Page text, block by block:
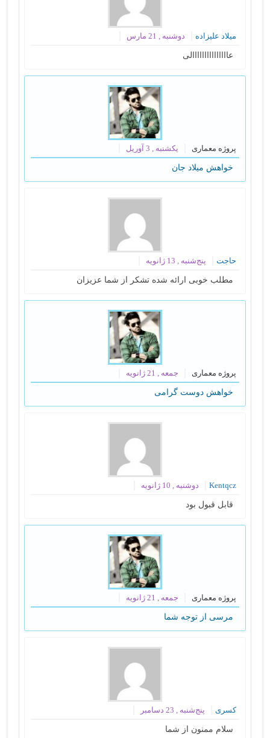
میلاد علیزاده دوشنبه , 21 مارس
عااااااااااااااالی
پروژه معماری یکشنبه , 3 آوریل
خواهش میلاد جان
حاجت پنج‌شنبه , 13 ژانویه
مطلب خوبی ارائه شده تشکر از شما عزیزان
پروژه معماری جمعه , 21 ژانویه
خواهش دوست گرامی
Kentqcz دوشنبه , 10 ژانویه
قابل قبول بود
پروژه معماری جمعه , 21 ژانویه
مرسی از توجه شما
کسری پنج‌شنبه , 23 دسامبر
سلام ممنون از شما